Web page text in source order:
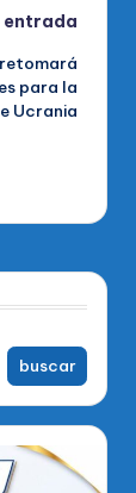
entrada
retomará
para la
Ucrania
buscar